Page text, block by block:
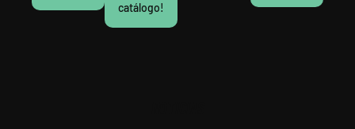
catálogo!